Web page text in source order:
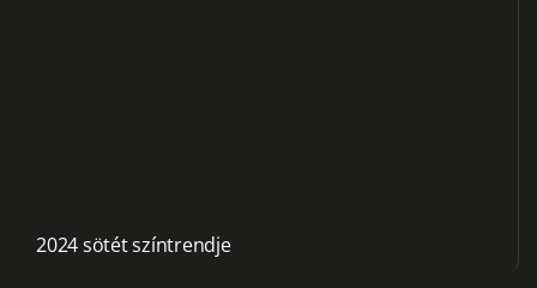
2024 sötét színtrendje